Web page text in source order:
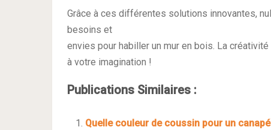
Grâce à ces différentes solutions innovantes,
besoins et
envies pour habiller un mur en bois. La
à votre imagination !
Publications Similaires :
Quelle couleur de coussin pour un